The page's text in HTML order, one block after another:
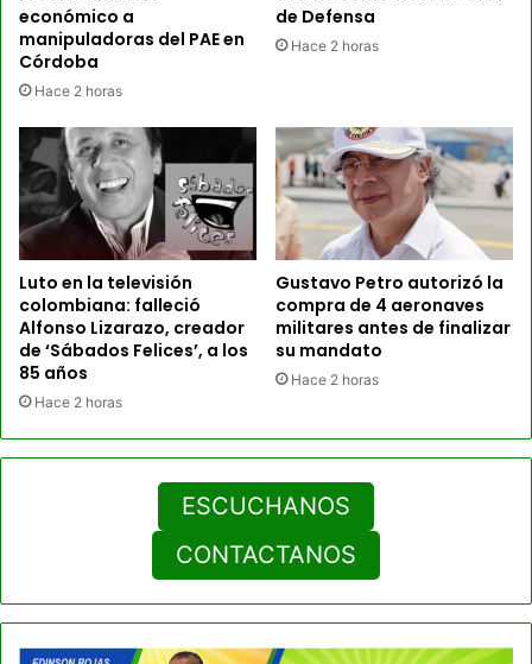
económico a
manipuladoras del PAE en
Córdoba
Hace 2 horas
de Defensa
Hace 2 horas
Luto en la televisión
colombiana: falleció
Alfonso Lizarazo, creador
de ‘Sábados Felices’, a los
85 años
Hace 2 horas
Gustavo Petro autorizó la
compra de 4 aeronaves
militares antes de finalizar
su mandato
Hace 2 horas
ESCUCHANOS
CONTACTANOS